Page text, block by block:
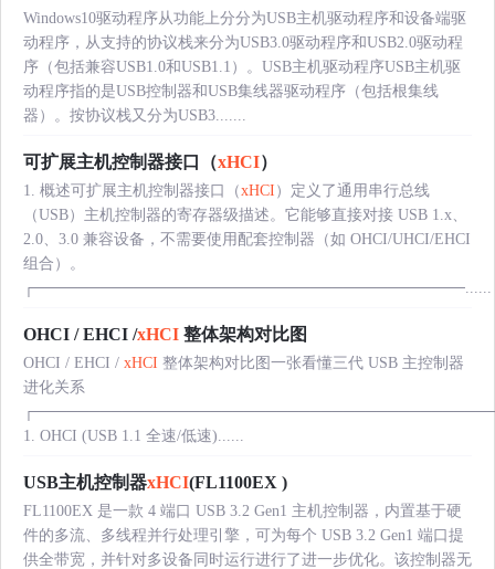
Windows10驱动程序从功能上分分为USB主机驱动程序和设备端驱
动程序，从支持的协议栈来分为USB3.0驱动程序和USB2.0驱动程
序（包括兼容USB1.0和USB1.1）。USB主机驱动程序USB主机驱
动程序指的是USB控制器和USB集线器驱动程序（包括根集线
器）。按协议栈又分为USB3.......
可扩展主机控制器接口（xHCI）
1. 概述可扩展主机控制器接口（xHCI ）定义了通用串行总线
（USB）主机控制器的寄存器级描述。它能够直接对接 USB 1.x、
2.0、3.0 兼容设备，不需要使用配套控制器（如 OHCI/UHCI/EHCI
组合）。
┌───────────────────────────────────────......
OHCI / EHCI /xHCI 整体架构对比图
OHCI / EHCI / xHCI 整体架构对比图一张看懂三代 USB 主控制器
进化关系
1. OHCI (USB 1.1 全速/低速)......
USB主机控制器xHCI(FL1100EX )
FL1100EX 是一款 4 端口 USB 3.2 Gen1 主机控制器，内置基于硬
件的多流、多线程并行处理引擎，可为每个 USB 3.2 Gen1 端口提
供全带宽，并针对多设备同时运行进行了进一步优化。该控制器无